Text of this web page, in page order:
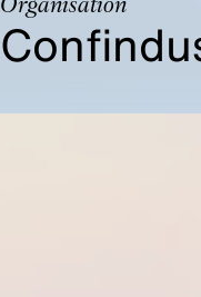
Organisation